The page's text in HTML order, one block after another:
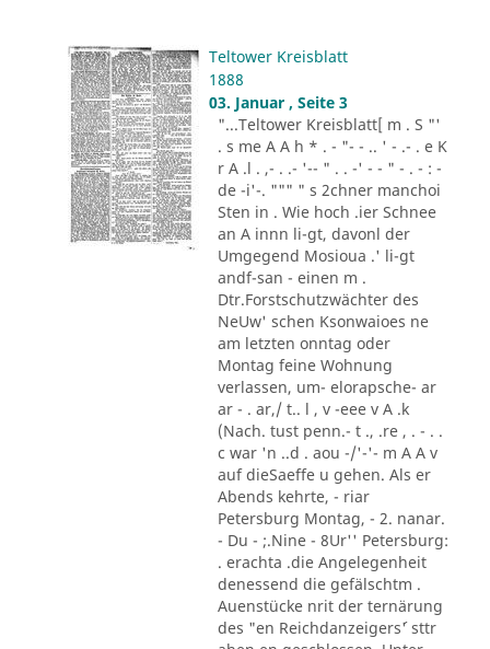
Teltower Kreisblatt
1888
03. Januar , Seite 3
"...Teltower Kreisblatt[ m . S "'
. s me A A h * . - "- - .. ' - .- . e K
r A .l . ,- . .- '-- " . . -' - - " - . - : -
de -i'-. """ " s 2chner manchoi
Sten in . Wie hoch .ier Schnee
an A innn li-gt, davonl der
Umgegend Mosioua .' li-gt
andf-san - einen m .
Dtr.Forstschutzwächter des
NeUw' schen Ksonwaioes ne
am letzten onntag oder
Montag feine Wohnung
verlassen, um- elorapsche- ar
ar - . ar,/ t.. l , v -eee v A .k
(Nach. tust penn.- t ., .re , . - . .
c war 'n ..d . aou -/'-'- m A A v
auf dieSaeffe u gehen. Als er
Abends kehrte, - riar
Petersburg Montag, - 2. nanar.
- Du - ;.Nine - 8Ur'' Petersburg:
. erachta .die Angelegenheit
denessend die gefälschtm .
Auenstücke nrit der ternärung
des "en Reichdanzeigers´' sttr